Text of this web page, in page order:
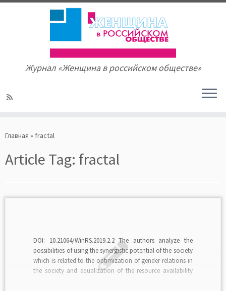
to
Журнал «Женщина в российском обществе»
Главная » fractal
Article Tag: fractal
DOI: 10.21064/WinRS.2019.2.2 The authors analyze the
possibilities of using the synergistic potential of the society
which is related to the optimization of gender relations in
the society and equalization of the resource availability